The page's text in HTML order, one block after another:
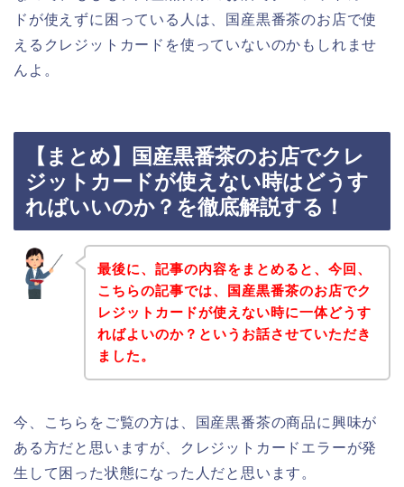
ドが使えずに困っている人は、国産黒番茶のお店で使
えるクレジットカードを使っていないのかもしれませ
んよ。
【まとめ】国産黒番茶のお店でクレ
ジットカードが使えない時はどうす
ればいいのか？を徹底解説する！
最後に、記事の内容をまとめると、今回、
こちらの記事では、国産黒番茶のお店でク
レジットカードが使えない時に一体どうす
ればよいのか？というお話させていただき
ました。
今、こちらをご覧の方は、国産黒番茶の商品に興味が
ある方だと思いますが、クレジットカードエラーが発
生して困った状態になった人だと思います。